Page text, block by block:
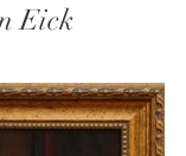
Eick